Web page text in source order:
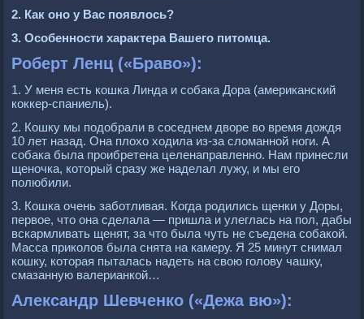
2. Как оно у Вас появлось?
3. Особенности характера Вашего питомца.
Роберт Ленц («Браво»):
1. У меня есть кошка Линда и собака Дора (американский
коккер-спаниель).
2. Кошку мы подобрали в соседнем дворе во время дождя
10 лет назад. Она плохо ходила из-за сломанной ноги. А
собака была проибретена целенаправленно. Нам принесли
щеночка, который сразу же наделал лужу, и мы его
полюбили.
3. Кошка очень заботливая. Когда родились щенки у Доры,
первое, что она сделала — пришла и улеглась на пол, дабы
вскармливать щенят, за что была чуть не съедена собакой.
Масса приколов была снята на камеру. Я 25 минут снимал
кошку, которая пыталась надеть на свою голову чашку,
смазанную валерианкой…
Александр Шевченко («Дежа вю»):